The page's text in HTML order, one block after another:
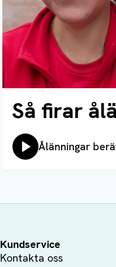
Så firar
Läs artikel
Lyssna på:
Ålänningar
Kundservice
Kontakta oss